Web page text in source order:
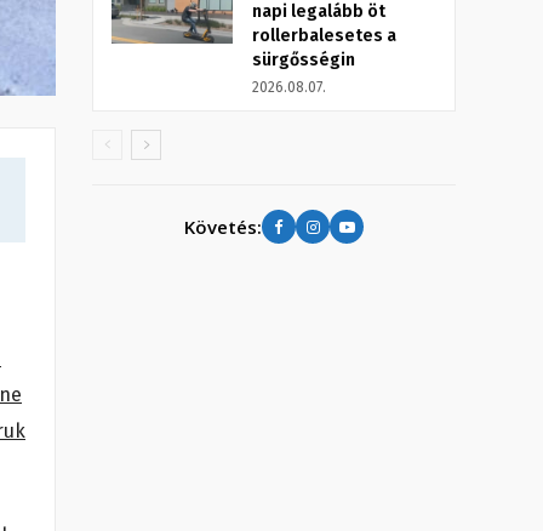
napi legalább öt
rollerbalesetes a
sürgősségin
2026.08.07.
Követés: